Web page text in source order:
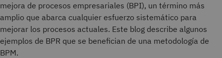
mejora de procesos empresariales (BPI), un término más
amplio que abarca cualquier esfuerzo sistemático para
mejorar los procesos actuales. Este blog describe algunos
ejemplos de BPR que se benefician de una metodología de
BPM.